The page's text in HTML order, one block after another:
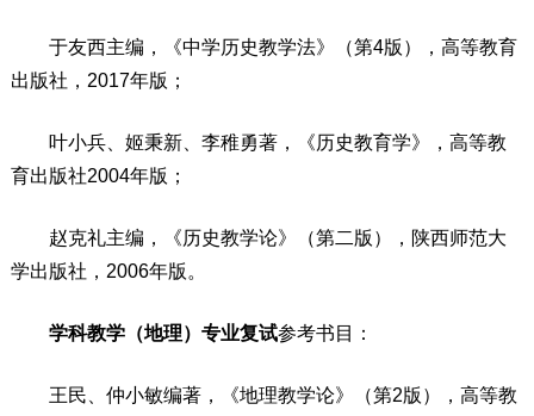
于友西主编，《中学历史教学法》（第4版），高等教育
出版社，2017年版；
叶小兵、姬秉新、李稚勇著，《历史教育学》，高等教
育出版社2004年版；
赵克礼主编，《历史教学论》（第二版），陕西师范大
学出版社，2006年版。
学科教学（地理）专业复试参考书目：
王民、仲小敏编著，《地理教学论》（第2版），高等教